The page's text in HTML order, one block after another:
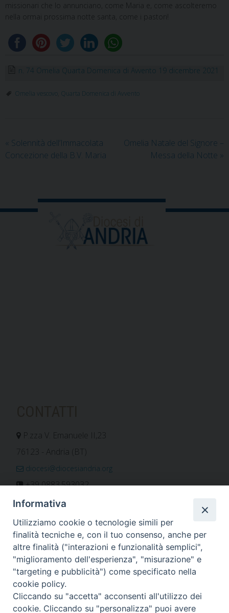
missionari che lo annunciano, come Maria e, come ascolteremo
nella ormai prossima notte santa, come i pastori!
n. 74 Omelia Quarta Domenica di Avvento 19 dicembre 2021
Omelia vescovo Quarta Domenica di Avvento
« Solennità dell’Immacolata
Concezione della B.V. Maria
Omelia Natale del Signore –
Messa della Notte »
P.zza V. Emanuele II,23
76123 - Andria (BT)
diocesi@diocesiandria.org
+39 0883.593032
+39 0883.592596
ORARIO E CALENDARI
Orari uffici
Calendario diocesano
Orario messe
Informativa
Utilizziamo cookie o tecnologie simili per
finalità tecniche e, con il tuo consenso, anche per
altre finalità ("interazioni e funzionalità semplici",
"miglioramento dell'esperienza", "misurazione" e
"targeting e pubblicità") come specificato nella
cookie policy.
Cliccando su "accetta" acconsenti all'utilizzo dei
cookie. Cliccando su "personalizza" puoi avere